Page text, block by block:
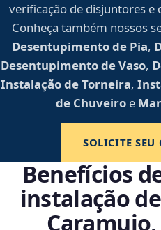
verificação de disjuntores e
Conheça também nossos
Desentupimento de Pia,
Desentupimento de Vaso,
Instalação de Torneira,
de Chuveiro e
SOLICITE SEU
Benefícios
instalação
Caramujo,